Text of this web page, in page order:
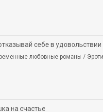
себе в удовольствии
любовные романы /
на счастье